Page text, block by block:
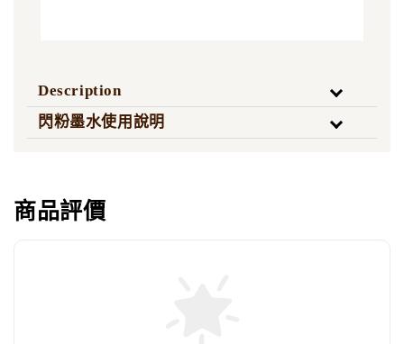
Description
閃粉墨水使用說明
商品評價